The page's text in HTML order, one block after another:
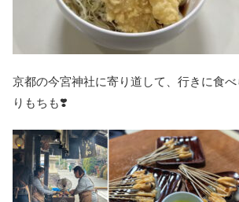
京都の今宮神社に寄り道して、行きに食
りもちも❣️